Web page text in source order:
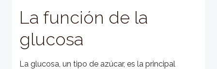
La función de la
glucosa
La glucosa, un tipo de azúcar, es la principal